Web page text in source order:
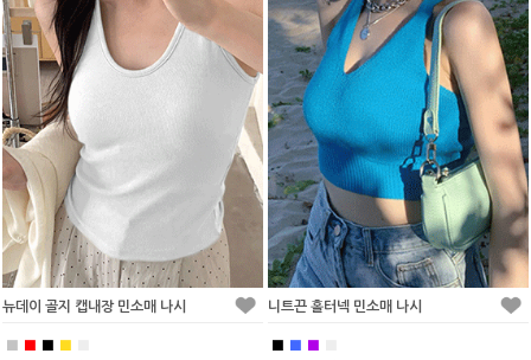
뉴데이 골지 캡내장 민소매 나시
■ ■ ■
니트끈 홀터넥 민소매 나시
■ ■ ■